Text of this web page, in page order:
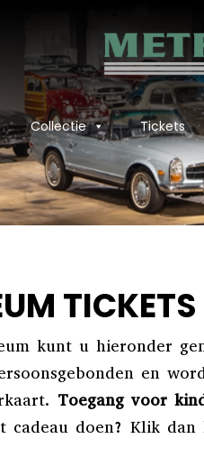
Collectie Tickets
TICKETS
kunt u hieronder
en
Toegang voor
cadeau doen? Klik dan